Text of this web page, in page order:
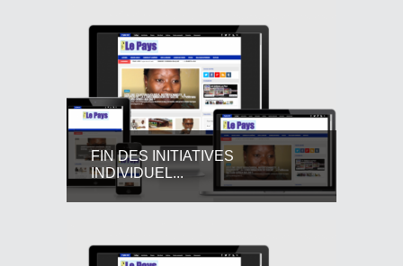
FIN DES INITIATIVES
INDIVIDUEL...